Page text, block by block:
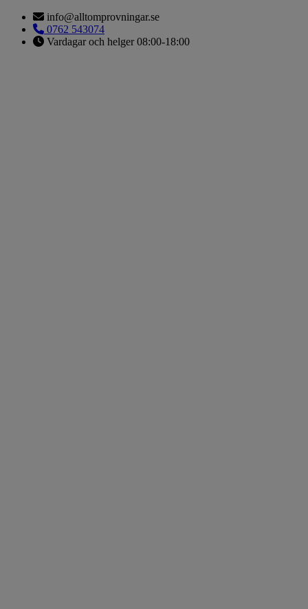
Hoppa
innehåll
info@alltomprovningar.se
0762 543074
Vardagar och helger 08:00-18:00